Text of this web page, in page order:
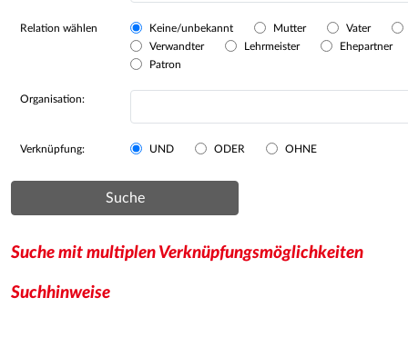
Relation wählen Keine/unbekannt Mutter
Vater
Verwandter
Lehrmeister
Ehepartner
Patron
Organisation:
Verknüpfung: UND ODER OHNE
Suche
Suche mit multiplen Verknüpfungsmöglichkeiten
Suchhinweise